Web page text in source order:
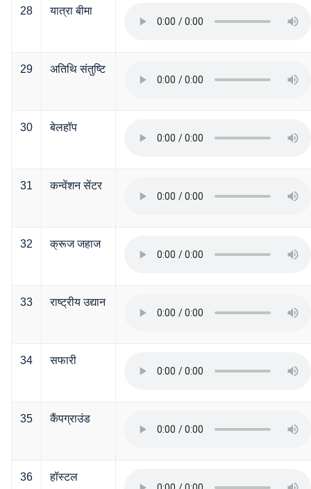
28 यात्रा बीमा
29 अतिथि संतुष्टि
30 बेलहॉप
31 कन्वेंशन सेंटर
32 क्रूज जहाज
33 राष्ट्रीय उद्यान
34 सफारी
35 कैंपग्राउंड
36 हॉस्टल